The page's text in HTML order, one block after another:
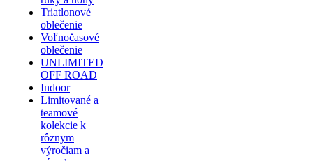
Triatlonové
oblečenie
Voľnočasové
oblečenie
UNLIMITED
OFF ROAD
Indoor
Limitované a
teamové
kolekcie k
rôznym
výročiam a